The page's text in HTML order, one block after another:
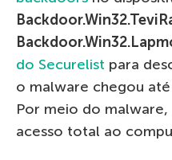
do Securelist para
o malware chegou
Por meio do
acesso total ao